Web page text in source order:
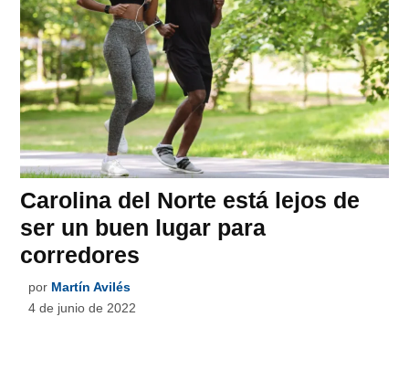
Carolina del Norte está lejos de
ser un buen lugar para
corredores
por Martín Avilés
4 de junio de 2022